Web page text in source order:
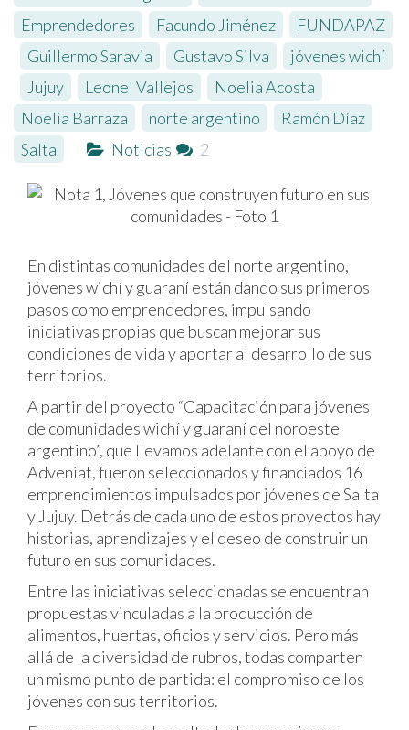
Emprendedores
Facundo Jiménez
FUNDAPAZ
Guillermo Saravia Gustavo Silva
jóvenes wichí
Jujuy Leonel Vallejos Noelia Acosta
Noelia Barraza
norte argentino Ramón Díaz
Salta
Noticias 2
En distintas comunidades del norte argentino,
jóvenes wichí y guaraní están dando sus primeros
pasos como emprendedores, impulsando
iniciativas propias que buscan mejorar sus
condiciones de vida y aportar al desarrollo de sus
territorios.
A partir del proyecto “Capacitación para jóvenes
de comunidades wichí y guaraní del noroeste
argentino”, que llevamos adelante con el apoyo de
Adveniat, fueron seleccionados y financiados 16
emprendimientos impulsados por jóvenes de Salta
y Jujuy. Detrás de cada uno de estos proyectos hay
historias, aprendizajes y el deseo de construir un
futuro en sus comunidades.
Entre las iniciativas seleccionadas se encuentran
propuestas vinculadas a la producción de
alimentos, huertas, oficios y servicios. Pero más
allá de la diversidad de rubros, todas comparten
un mismo punto de partida: el compromiso de los
jóvenes con sus territorios.